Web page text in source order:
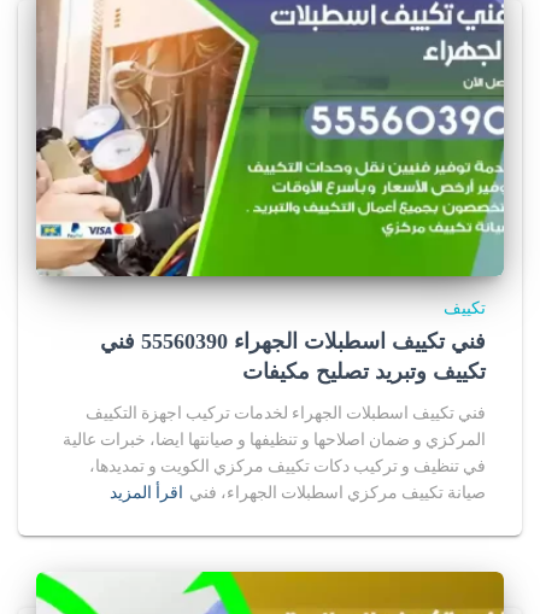
تكييف
فني تكييف اسطبلات الجهراء 55560390 فني
تكييف وتبريد تصليح مكيفات
فني تكييف اسطبلات الجهراء لخدمات تركيب اجهزة التكييف
المركزي و ضمان اصلاحها و تنظيفها و صيانتها ايضا، خبرات عالية
في تنظيف و تركيب دكات تكييف مركزي الكويت و تمديدها،
صيانة تكييف مركزي اسطبلات الجهراء، فني اقرأ المزيد